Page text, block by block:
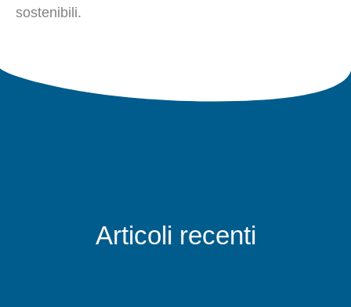
sostenibili.
Articoli recenti